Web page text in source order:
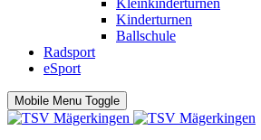
Kleinkinderturnen
Kinderturnen
Ballschule
Radsport
eSport
Mobile Menu Toggle